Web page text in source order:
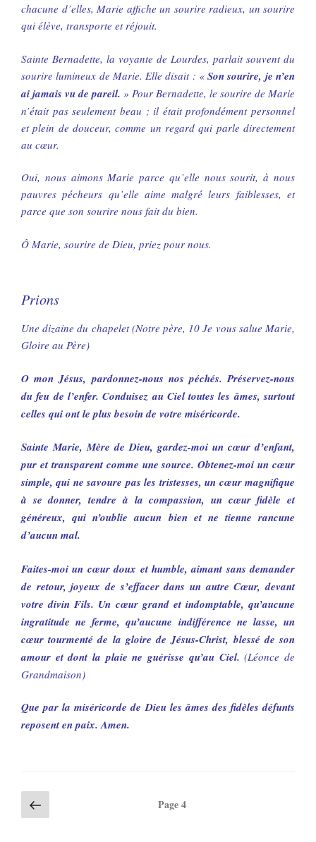
chacune d’elles, Marie affiche un sourire radieux, un sourire
qui élève, transporte et réjouit.
Sainte Bernadette, la voyante de Lourdes, parlait souvent du
sourire lumineux de Marie. Elle disait : «Son sourire, je n’en
ai jamais vu de pareil. » Pour Bernadette, le sourire de Marie
n’était pas seulement beau ; il était profondément personnel
et plein de douceur, comme un regard qui parle directement
au cœur.
Oui, nous aimons Marie parce qu’elle nous sourit, à nous
pauvres pécheurs qu’elle aime malgré leurs faiblesses, et
parce que son sourire nous fait du bien.
Ô Marie, sourire de Dieu, priez pour nous.
Prions
Une dizaine du chapelet (Notre père, 10 Je vous salue Marie,
Gloire au Père)
O mon Jésus, pardonnez-nous nos péchés. Préservez-nous
du feu de l’enfer. Conduisez au Ciel toutes les âmes, surtout
celles qui ont le plus besoin de votre miséricorde.
Sainte Marie, Mère de Dieu, gardez-moi un cœur d’enfant,
pur et transparent comme une source. Obtenez-moi un cœur
simple, qui ne savoure pas les tristesses, un cœur magnifique
à se donner, tendre à la compassion, un cœur fidèle et
généreux, qui n’oublie aucun bien et ne tienne rancune
d’aucun mal.
Faites-moi un cœur doux et humble, aimant sans demander
de retour, joyeux de s’effacer dans un autre Cœur, devant
votre divin Fils. Un cœur grand et indomptable, qu’aucune
ingratitude ne ferme, qu’aucune indifférence ne lasse, un
cœur tourmenté de la gloire de Jésus-Christ, blessé de son
amour et dont la plaie ne guérisse qu’au Ciel.(Léonce de
Grandmaison)
Que par la miséricorde de Dieu les âmes des fidèles défunts
reposent en paix. Amen.
Navigation
desprécédente
Page4